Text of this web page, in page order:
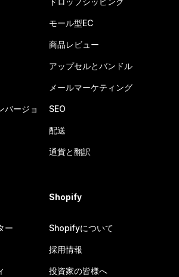
バージョ
モール型EC
商品レビュー
アップセルとバンドル
メールマーケティング
SEO
配送
通貨と翻訳
ー
Shopify
Shopifyについて
採用情報
投資家の皆様へ